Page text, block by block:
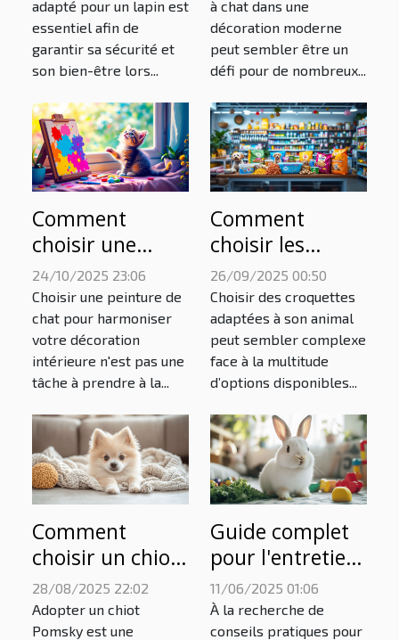
adapté pour un lapin est
essentiel afin de
garantir sa sécurité et
son bien-être lors...
décoration
moderne ?
à chat dans une
décoration moderne
peut sembler être un
défi pour de nombreux...
Comment
choisir une
peinture de chat
pour
harmoniser
votre décoration
intérieure ?
24/10/2025 23:06
Choisir une peinture de
chat pour harmoniser
votre décoration
intérieure n'est pas une
tâche à prendre à la...
Comment
choisir les
meilleures
croquettes pour
la santé
spécifique de
votre animal ?
26/09/2025 00:50
Choisir des croquettes
adaptées à son animal
peut sembler complexe
face à la multitude
d’options disponibles...
Comment
choisir un chiot
Pomsky adapté
à votre famille ?
28/08/2025 22:02
Adopter un chiot
Pomsky est une
Guide complet
pour l'entretien
des lapins en
appartement
11/06/2025 01:06
À la recherche de
conseils pratiques pour